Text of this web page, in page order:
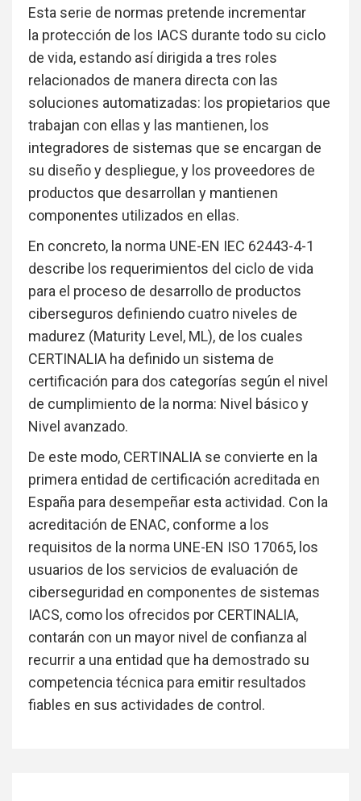
Esta serie de normas pretende incrementar
la protección de los IACS durante todo su ciclo
de vida, estando así dirigida a tres roles
relacionados de manera directa con las
soluciones automatizadas: los propietarios que
trabajan con ellas y las mantienen, los
integradores de sistemas que se encargan de
su diseño y despliegue, y los proveedores de
productos que desarrollan y mantienen
componentes utilizados en ellas.
En concreto, la norma UNE-EN IEC 62443-4-1
describe los requerimientos del ciclo de vida
para el proceso de desarrollo de productos
ciberseguros definiendo cuatro niveles de
madurez (Maturity Level, ML), de los cuales
CERTINALIA ha definido un sistema de
certificación para dos categorías según el nivel
de cumplimiento de la norma: Nivel básico y
Nivel avanzado.
De este modo, CERTINALIA se convierte en la
primera entidad de certificación acreditada en
España para desempeñar esta actividad. Con la
acreditación de ENAC, conforme a los
requisitos de la norma UNE-EN ISO 17065, los
usuarios de los servicios de evaluación de
ciberseguridad en componentes de sistemas
IACS, como los ofrecidos por CERTINALIA,
contarán con un mayor nivel de confianza al
recurrir a una entidad que ha demostrado su
competencia técnica para emitir resultados
fiables en sus actividades de control.